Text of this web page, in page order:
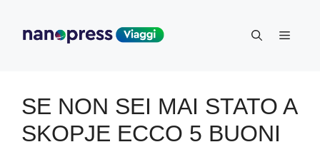
contenuto
Menu
SE NON SEI MAI STATO A
SKOPJE ECCO 5 BUONI